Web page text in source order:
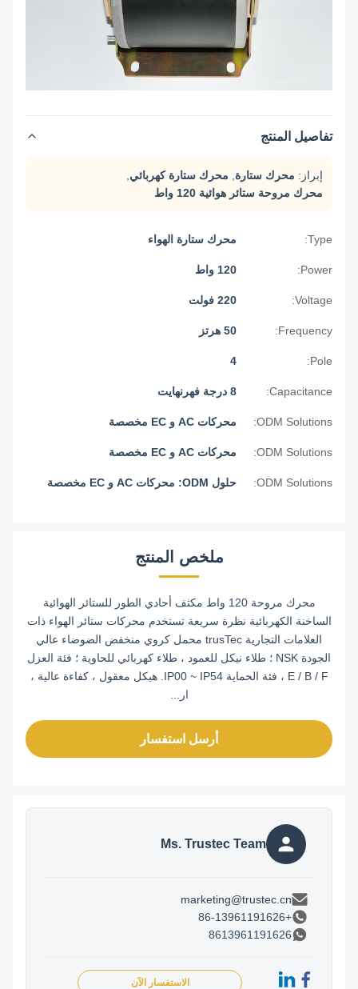
تفاصيل المنتج
محرك ستارة,محرك ستارة كهربائي,
محرك مروحة ستائر هوائية 120 واط
محرك ستارة الهواء
Power:
Voltage:
Frequency:
Capacitance:
ODM Solutions: محركات AC و EC مخصصة
ODM Solutions: محركات AC و EC مخصصة
ODM Solutions: حلول ODM: محركات AC و EC مخصصة
ملخص المنتج
محرك مروحة 120 واط مكثف أحادي الطور للستائر الهوائية
الساخنة الكهربائية نظرة سريعة تستخدم محركات ستائر الهواء ذات
العلامات التجارية trusTec محمل كروي منخفض الضوضاء عالي
الجودة NSK ؛ طلاء نيكل للعمود ، طلاء كهربائي للحاوية ؛ فئة العزل
E / B / F ، فئة الحماية IP00 ~ IP54. هيكل معقول ، كفاءة عالية ،
أرسل استفسار
Ms. Trustec Team
marketing@trustec.cn
8613961191626
الاستفسار الآن